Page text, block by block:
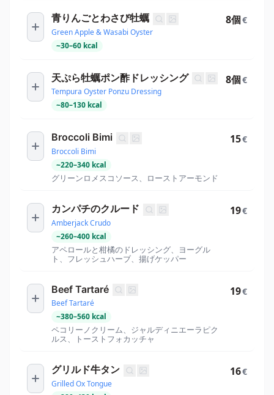
青りんごとわさび牡蠣
Green Apple & Wasabi Oyster
~30–60 kcal
8個€
天ぷら牡蠣ポン酢ドレッシング
Tempura Oyster Ponzu Dressing
~80–130 kcal
8個€
Broccoli Bimi
Broccoli Bimi
~220–340 kcal
グリーンロメスコソース、ローストアーモンド
15€
カンパチのクルード
Amberjack Crudo
~260–400 kcal
アペロールと柑橘のドレッシング、ヨーグル
ト、フレッシュハーブ、揚げケッパー
19€
Beef Tartaré
Beef Tartaré
~380–560 kcal
ペコリーノクリーム、ジャルディニエーラピク
ルス、トーストフォカッチャ
19€
グリルド牛タン
Grilled Ox Tongue
16€